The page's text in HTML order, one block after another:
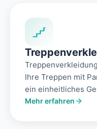
Ihre Treppen mit
ein einheitliches
Mehr erfahren